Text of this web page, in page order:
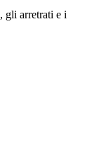
, gli arretrati e i